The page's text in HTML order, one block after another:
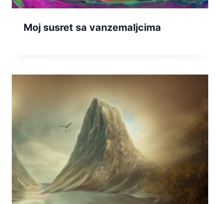
Moj susret sa vanzemaljcima